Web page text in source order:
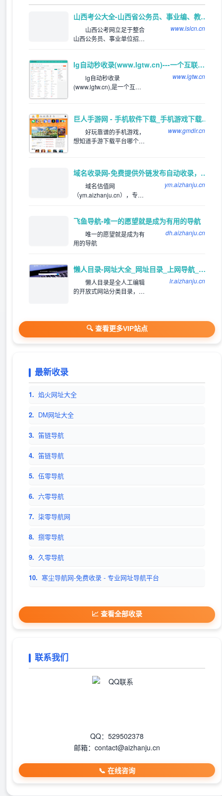
山西考公大全-山西省公务员、事业编、教师、三支一扶、特岗考试公告信息_及时发布平台
山西公考网立足于整合
山西公务员、事业单位招聘
考和公务员招录信息。关注
山西公务员招录、考试信
息，服务公考人群。
www.lslcn.cn
lg自动秒收录(www.lgtw.cn)---一个互联网的集合网址导航。
lg自动秒收录
(www.lgtw.cn),是一个互联
类型包括：综合网址，软件
下载网址，电影网址，新游
网址，体育网址，手机网
址，社交网址，汽车网址，
www.lgtw.cn
巨人手游网 - 手机软件下载_手机游戏下载_好玩的手机游戏
好玩靠谱的手机游戏，
想知道手游下载平台哪个
app，就来巨人手游网网体
验吧！
www.gmdir.cn
域名收录网-免费提供外链发布自动收录，来路自动排第一位,欢迎和本站自助交换友情链,增加网站的外链与收录。
域名估值网
（ym.aizhanju.cn），专注
为用户提供高效便捷的网址
存储和查询服务，同时提供
齐全且高质量的优秀名站导
航。
ym.aizhanju.cn
飞鱼导航-唯一的愿望就是成为有用的导航
唯一的愿望就是成为有
用的导航
dh.aizhanju.cn
懒人目录-网址大全_网址目录_上网导航_网站提交/登录入口
懒人目录是全人工编辑
的开放式网站分类目录，收
考、网站推广服务。
lr.aizhanju.cn
🔍 查看更多VIP站点
最新收录
1. 焰火网址大全
2. DM网址大全
3. 笛链导航
4. 笛链导航
5. 伍零导航
6. 六零导航
7. 柒零导航网
8. 捌零导航
9. 久零导航
10. 寒尘导航网-免费收录 - 专业网址导航平台
📈 查看全部收录
联系我们
QQ：529502378
邮箱：contact@aizhanju.cn
📞 在线咨询